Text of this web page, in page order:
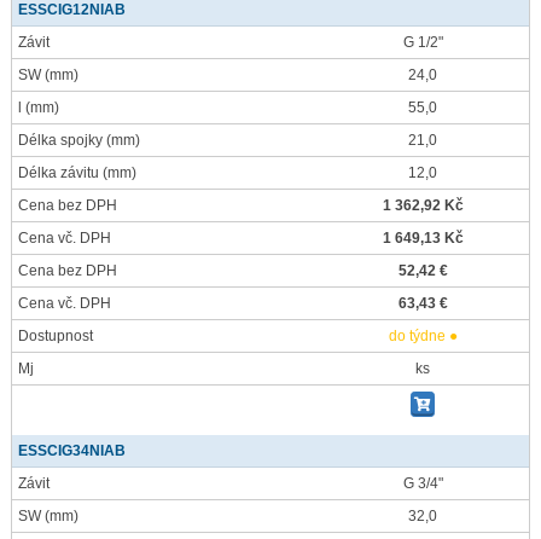
ESSCIG12NIAB
Závit
G 1/2"
SW(mm)
24,0
(mm)
55,0
Délka spojky (mm)
21,0
Délka závitu (mm)
12,0
Cena bez DPH
1 362,92 Kč
Cena vč. DPH
1 649,13 Kč
Cena bez DPH
52,42 €
Cena vč. DPH
63,43 €
Dostupnost
do týdne ●
Mj
ks
ESSCIG34NIAB
Závit
G 3/4"
SW(mm) 32,0